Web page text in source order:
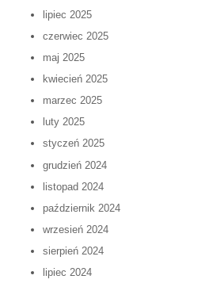
lipiec 2025
czerwiec 2025
maj 2025
kwiecień 2025
marzec 2025
luty 2025
styczeń 2025
grudzień 2024
listopad 2024
październik 2024
wrzesień 2024
sierpień 2024
lipiec 2024